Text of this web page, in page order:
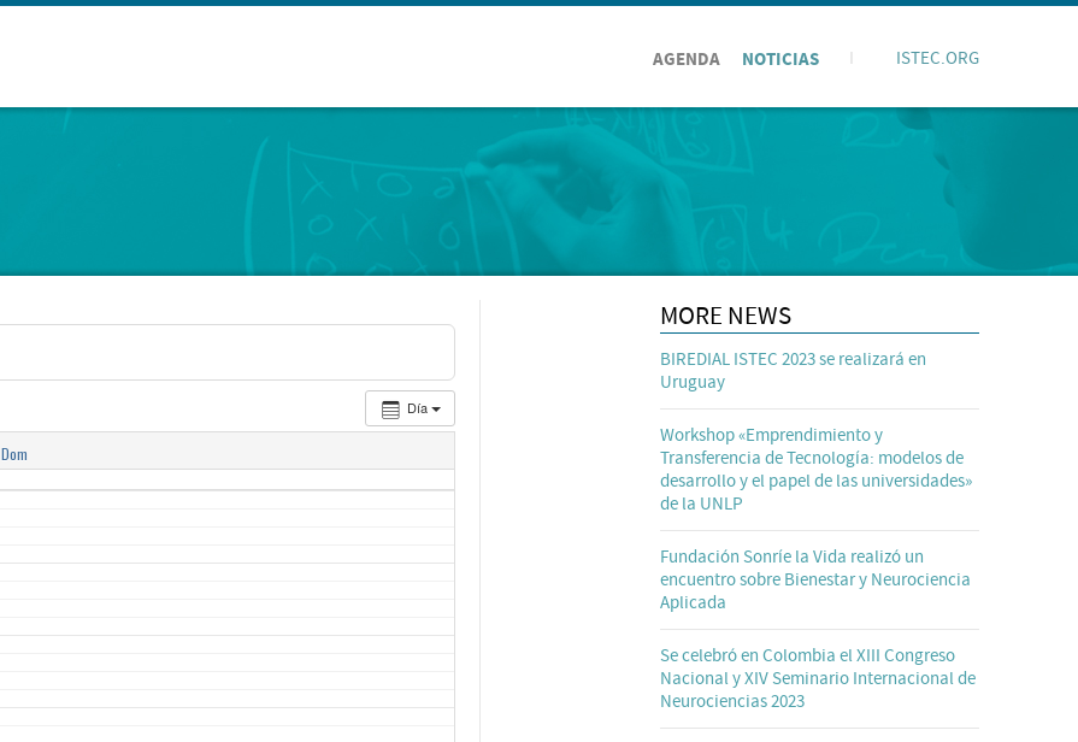
AGENDA NOTICIAS ISTEC.ORG
Día
Dom
MORE NEWS
BIREDIAL ISTEC 2023 se realizará en
Uruguay
Workshop «Emprendimiento y
Transferencia de Tecnología: modelos de
desarrollo y el papel de las universidades»
de la UNLP
Fundación Sonríe la Vida realizó un
encuentro sobre Bienestar y Neurociencia
Aplicada
Se celebró en Colombia el XIII Congreso
Nacional y XIV Seminario Internacional de
Neurociencias 2023